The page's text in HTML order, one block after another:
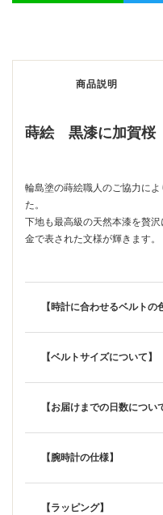
商品説明
蒔絵 黒漆に加賀桜
輪島塗の蒔絵職人のご協力に
た。
下地も最高級の天然本漆を贅
金で表された文様が輝きます。
【時計に合わせるベルトの
【ベルトサイズについて】
【お届けまでの日数につい
【腕時計の仕様】
【ラッピング】